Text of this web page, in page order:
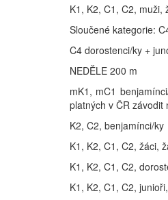
K1, K2, C1, C2, muži,
Sloučené kategorie:
C4 dorostenci/ky +
NEDĚLE 200 m
mK1, mC1
platných v ČR závodit
K2, C2, benjamínci/ky
K1, K2, C1, C2, žáci,
K1, K2, C1, C2,
K1, K2, C1, C2,